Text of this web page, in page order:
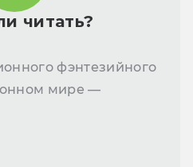
читать?
фэнтезийного
мире —